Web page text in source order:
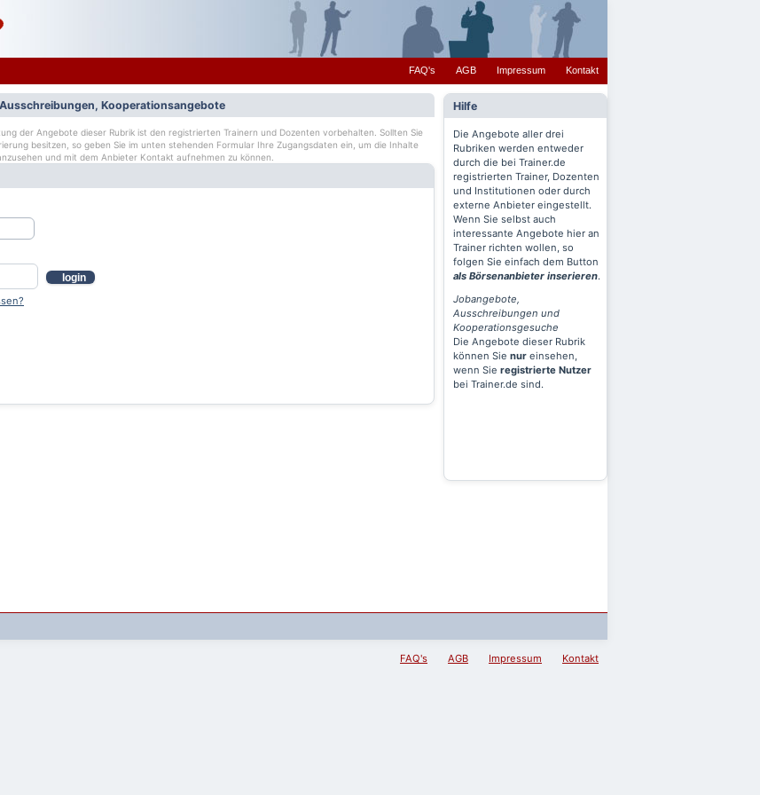
FAQ's AGB Impressum Kontakt
Hilfe
Die Angebote aller drei
Rubriken werden entweder
durch die bei Trainer.de
registrierten Trainer, Dozenten
und Institutionen oder durch
externe Anbieter eingestellt.
Wenn Sie selbst auch
interessante Angebote hier an
Trainer richten wollen, so
folgen Sie einfach dem Button
als Börsenanbieter inserieren.
Jobangebote,
Ausschreibungen und
Kooperationsgesuche
Die Angebote dieser Rubrik
können Sie nur einsehen,
wenn Sie registrierte Nutzer
bei Trainer.de sind.
Kooperationsangebote
der Angebote dieser Rubrik ist den registrierten Trainern und Dozenten vorbehalten. Sollten Sie
besitzen, so geben Sie im unten stehenden Formular Ihre Zugangsdaten ein, um die Inhalte
und mit dem Anbieter Kontakt aufnehmen zu können.
login
FAQ's AGB Impressum Kontakt